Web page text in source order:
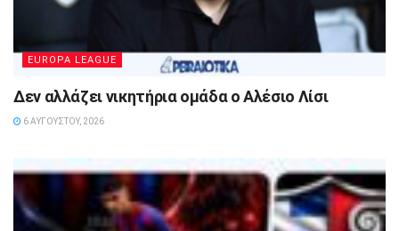
EUROPA LEAGUE
Δεν αλλάζει νικητήρια ομάδα ο Αλέσιο Λίσι
6 ΑΥΓΟΎΣΤΟΥ, 2026